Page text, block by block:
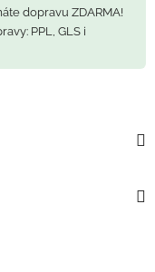
dopravu ZDARMA!
PPL, GLS i